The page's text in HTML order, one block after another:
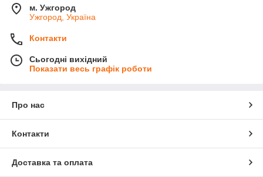
м. Ужгород
Ужгород, Україна
Контакти
Сьогодні вихідний
Показати весь графік роботи
Про нас
Контакти
Доставка та оплата